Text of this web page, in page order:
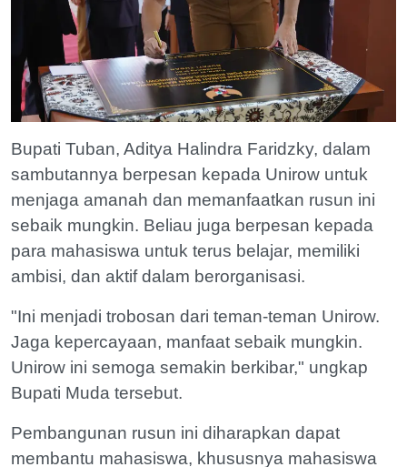
Bupati Tuban, Aditya Halindra Faridzky, dalam
sambutannya berpesan kepada Unirow untuk
menjaga amanah dan memanfaatkan rusun ini
sebaik mungkin. Beliau juga berpesan kepada
para mahasiswa untuk terus belajar, memiliki
ambisi, dan aktif dalam berorganisasi.
"Ini menjadi trobosan dari teman-teman Unirow.
Jaga kepercayaan, manfaat sebaik mungkin.
Unirow ini semoga semakin berkibar," ungkap
Bupati Muda tersebut.
Pembangunan rusun ini diharapkan dapat
membantu mahasiswa, khususnya mahasiswa